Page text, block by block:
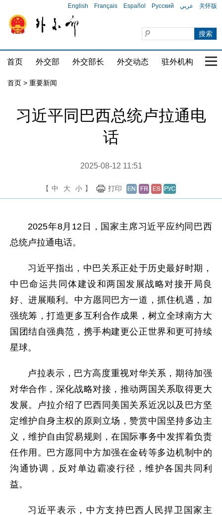
English Français Español Русский عربي 关怀版
首页 外交部 外交部长 外交动态 驻外机构 国
首页 > 重要新闻
习近平同巴西总统卢拉通电
话
2025-08-12 11:51
【 中 大 小 】 打印
2025年8月12日，国家主席习近平应约同巴西
总统卢拉通电话。
习近平指出，中巴关系正处于历史最好时期，
中巴命运共同体建设和两国发展战略对接开局良
好、进展顺利。中方愿同巴方一道，抓住机遇，加
强统筹，打造更多互利合作成果，树立全球南方大
国团结自强典范，携手构建更公正世界和更可持续
星球。
卢拉表示，巴方高度重视对华关系，期待加强
对华合作，深化战略对接，推动两国关系取得更大
发展。卢拉介绍了巴西同美国关系近况以及巴方坚
定维护自身主权的原则立场，赞赏中国坚持多边主
义，维护自由贸易规则，在国际事务中发挥着负责
任作用。巴方愿同中方加强在金砖等多边机制中的
沟通协调，反对单边霸凌行径，维护各国共同利
益。
习近平表示，中方支持巴西人民捍卫国家主